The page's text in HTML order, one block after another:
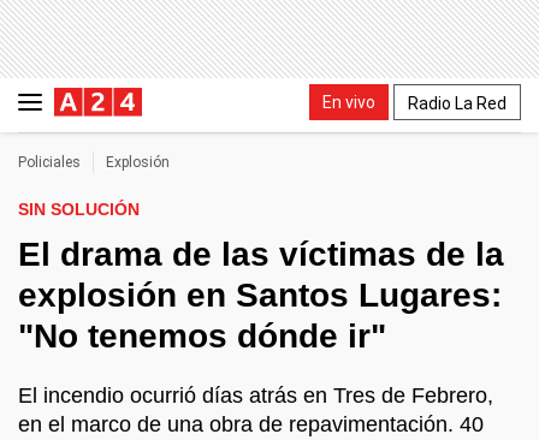
En vivo Radio La Red
Policiales Explosión
SIN SOLUCIÓN
El drama de las víctimas de la
explosión en Santos Lugares:
"No tenemos dónde ir"
El incendio ocurrió días atrás en Tres de Febrero,
en el marco de una obra de repavimentación. 40